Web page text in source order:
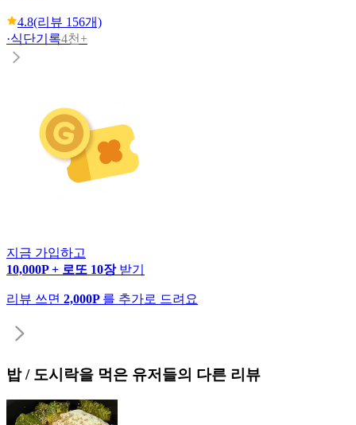
4.8(리뷰 156개)
·식단기록4천+
지금 가입하고
10,000P + 로또 10장 받기
리뷰 쓰면 2,000P 를 추가로 드려요
밥 / 도시락을 먹은 유저들의 다른 리뷰